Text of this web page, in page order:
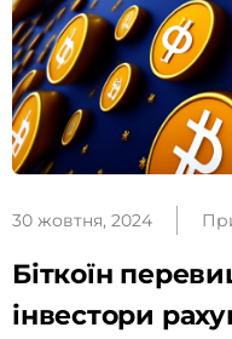
30 жовтня, 2024
Біткоїн
інвестори